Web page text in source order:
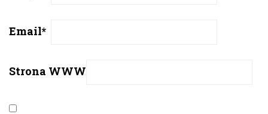
Email*
Strona WWW